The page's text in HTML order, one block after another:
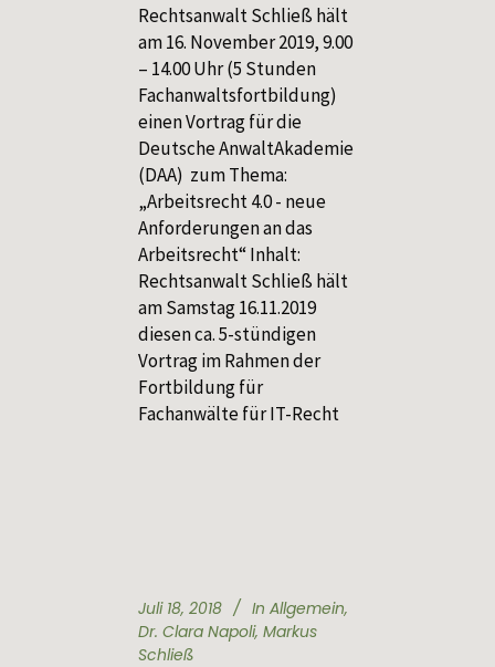
Rechtsanwalt Schließ hält
am 16. November 2019, 9.00
– 14.00 Uhr (5 Stunden
Fachanwaltsfortbildung)
einen Vortrag für die
Deutsche AnwaltAkademie
(DAA) zum Thema:
„Arbeitsrecht 4.0 - neue
Anforderungen an das
Arbeitsrecht“ Inhalt:
Rechtsanwalt Schließ hält
am Samstag 16.11.2019
diesen ca. 5-stündigen
Vortrag im Rahmen der
Fortbildung für
Fachanwälte für IT-Recht
Juli 18, 2018 In Allgemein,
Dr. Clara Napoli, Markus
Schließ